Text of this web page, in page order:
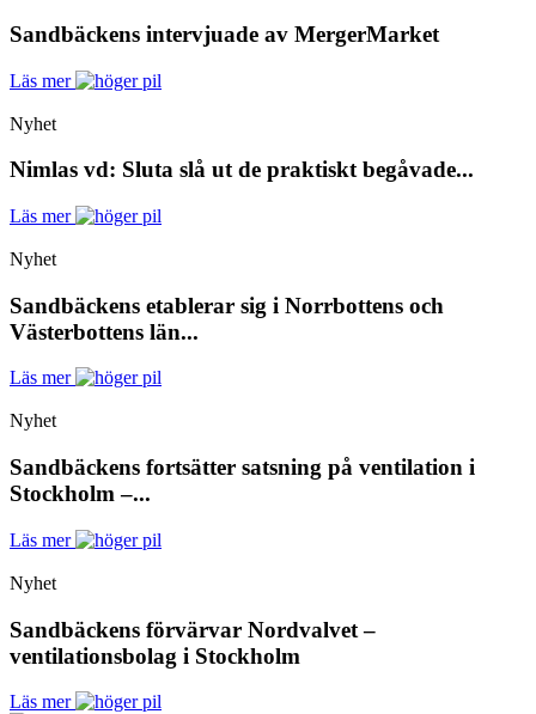
Sandbäckens intervjuade av MergerMarket
Läs mer
Nyhet
Nimlas vd: Sluta slå ut de praktiskt begåvade...
Läs mer
Nyhet
Sandbäckens etablerar sig i Norrbottens och
Västerbottens län...
Läs mer
Nyhet
Sandbäckens fortsätter satsning på ventilation i
Stockholm –...
Läs mer
Nyhet
Sandbäckens förvärvar Nordvalvet –
ventilationsbolag i Stockholm
Läs mer